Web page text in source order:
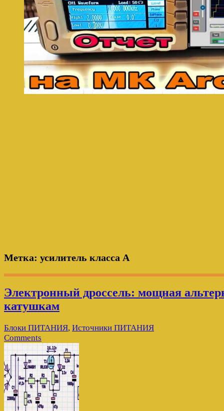
Метка: усилитель класса A
Электронный дроссель: мощная
катушкам
Блоки ПИТАНИЯ, Источники ПИТАНИЯ
Comments